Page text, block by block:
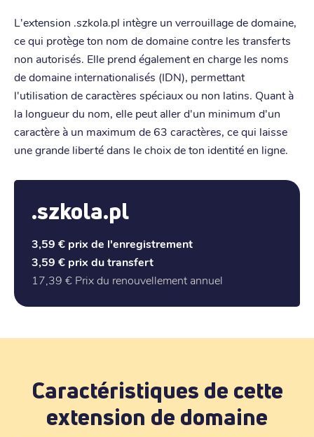
L'extension .szkola.pl intègre un verrouillage de domaine,
ce qui protège ton nom de domaine contre les transferts
non autorisés. Elle prend également en charge les noms
de domaine internationalisés (IDN), permettant
l'utilisation de caractères spéciaux ou non latins. Quant à
la longueur du nom, elle peut aller d'un minimum d'un
caractère à un maximum de 63 caractères, ce qui laisse
une grande liberté dans le choix de ton identité en ligne.
.szkola.pl
3,59 € prix de l'enregistrement
3,59 € prix du transfert
17,39 € Prix du renouvellement annuel
Caractéristiques de cette
extension de domaine